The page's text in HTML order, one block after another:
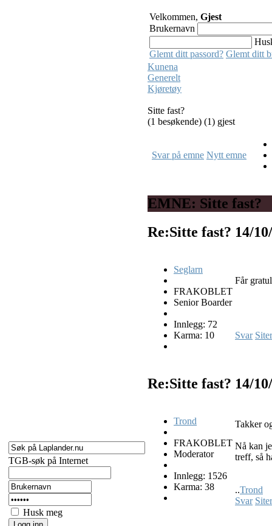
TGB-søk på Internet
Husk meg
Velkommen, Gjest
Brukernavn
Glemt ditt passord? Glemt ditt
Kunena
Generelt
Kjøretøy
Sitte fast?
(1 besøkende) (1) gjest
Svar på emne Nytt emne
EMNE: Sitte fast?
Re:Sitte fast? 14/
Seglarn
FRAKOBLET
Senior Boarder
Innlegg: 72
Karma: 10
Får
Svar Siter
Re:Sitte fast? 14/
Trond
FRAKOBLET
Moderator
Innlegg: 1526
Karma: 38
Takker
Nå kan
treff, så
..Trond
Svar Siter